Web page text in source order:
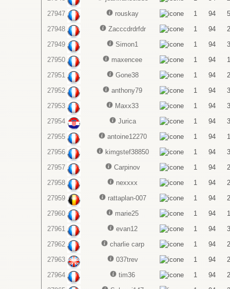
27947
rouskay 1 94
5
27948
Zacccdrdrfdr 1 94
2
27949
Simon1 1 94
3
27950
maxencee 1 94
1
27951
Gone38 1 94
2
27952
anthony79 1 94
3
27953
Maxx33 1 94
3
27954
Jurica 1 94
3
27955
antoine12270 1 94
1
27956
kimgstef38850 1 94
3
27957
Carpinov 1 94
2
27958
nexxxx 1 94
2
27959
rattaplan-007 1 94
2
27960
marie25 1 94
1
27961
evan12 1 94
3
27962
charlie carp 1 94
2
27963
037trev 1 94
2
27964
tim36 1 94
2